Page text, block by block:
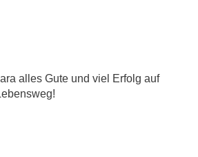
alles Gute und viel Erfolg auf